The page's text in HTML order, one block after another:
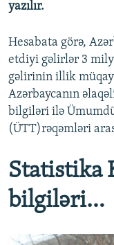
yazılır.
Hesabata görə,
etdiyi gəlirlər 3
gəlirinin illik
Azərbaycanın
bilgiləri ilə
(ÜTT)rəqəmləri
Statistika
bilgiləri…